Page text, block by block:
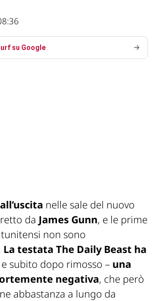
su Google
nelle sale del nuovo
da James Gunn, e le prime
non sono
La testata The Daily Beast ha
e subito dopo rimosso – una
negativa, che però
abbastanza a lungo da